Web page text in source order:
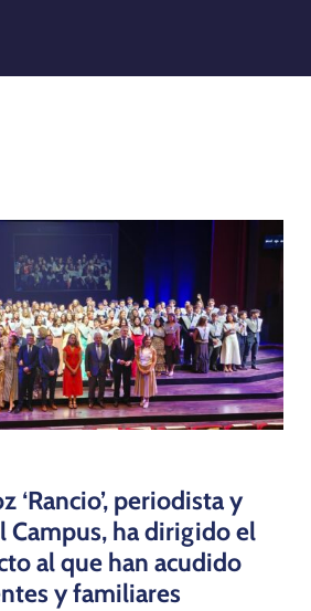
‘Rancio’, periodista y
Campus, ha dirigido el
al que han acudido
y familiares